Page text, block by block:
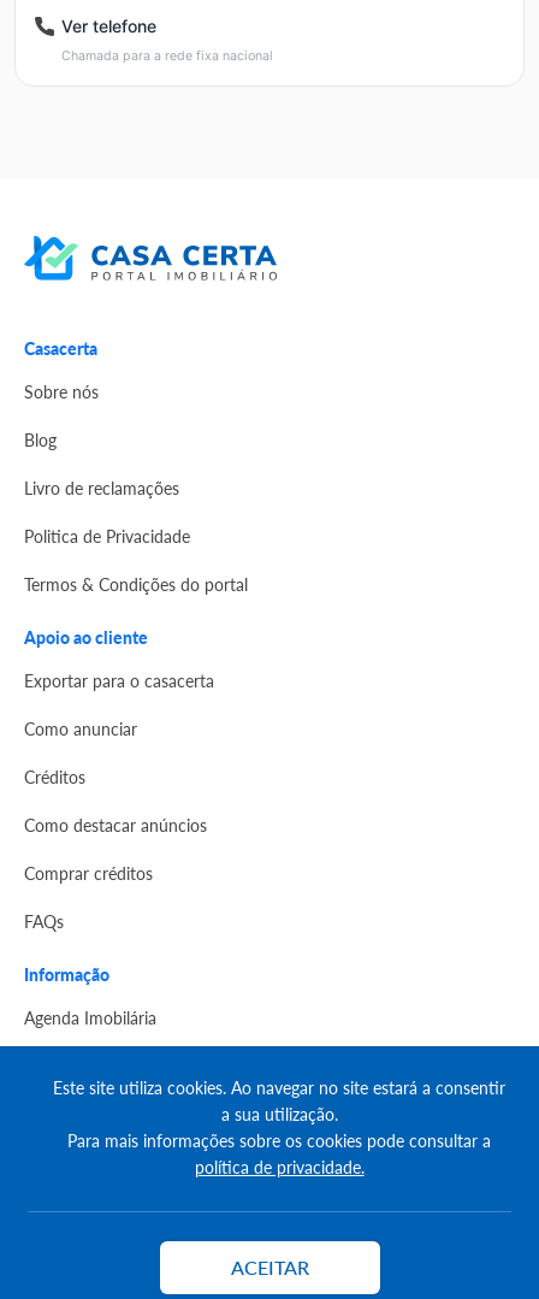
Ver telefone
Chamada para a rede fixa nacional
Casacerta
Sobre nós
Blog
Livro de reclamações
Politica de Privacidade
Termos & Condições do portal
Apoio ao cliente
Exportar para o casacerta
Como anunciar
Créditos
Como destacar anúncios
Comprar créditos
FAQs
Informação
Agenda Imobilária
Pesquisa Certificados SCE
Redes sociais
Este site utiliza cookies. Ao navegar no site estará a consentir
a sua utilização.
Para mais informações sobre os cookies pode consultar a
política de privacidade.
ACEITAR